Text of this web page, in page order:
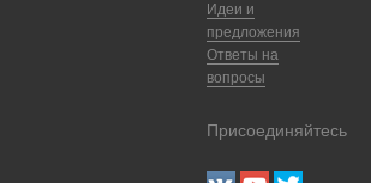
Идеи и
предложения
Ответы на
вопросы
Присоединяйтесь